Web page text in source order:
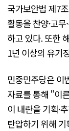
국가보안법 제7
활동을 찬양·고
하고 있다. 또한
1년 이상의 유기
민중민주당은 이
자료를 통해 "이
이 내란을 기획·
탄압하기 위해